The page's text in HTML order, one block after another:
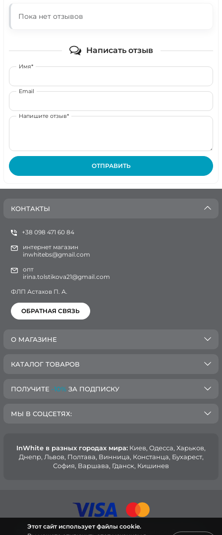
Пока нет отзывов
Написать отзыв
Имя*
Email
Напишите отзыв*
ОТПРАВИТЬ
КОНТАКТЫ
+38 098 471 60 84
интернет магазин
inwhitebs@gmail.com
опт
irina.tolstikova21@gmail.com
ФЛП Астахов П. А.
ОБРАТНАЯ СВЯЗЬ
О МАГАЗИНЕ
КАТАЛОГ ТОВАРОВ
ПОЛУЧИТЕ -10% ЗА ПОДПИСКУ
МЫ В СОЦСЕТЯХ:
InWhite в разных городах мира: Киев, Oдесса, Харьков,
Днепр, Львов, Полтава, Винница, Констанца, Бухарест,
София, Варшава, Гданск, Кишинев
© 2015 — 2026, Интернет-магазин медицинской одежды
Этот сайт использует файлы cookie.